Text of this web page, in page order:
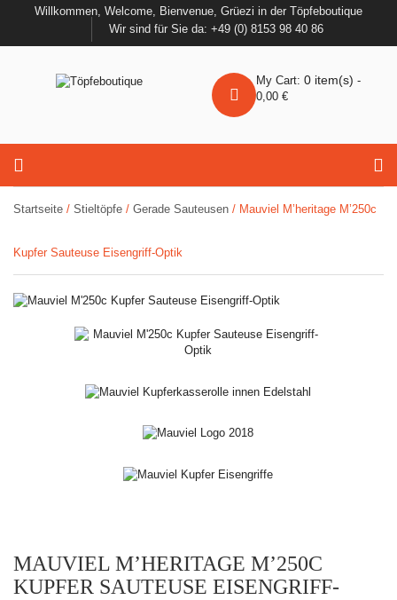
Willkommen, Welcome, Bienvenue, Grüezi in der Töpfeboutique
Wir sind für Sie da: +49 (0) 8153 98 40 86
My Cart: 0 item(s) -
0,00 €
Startseite / Stieltöpfe / Gerade Sauteusen / Mauviel M’heritage M’250c
Kupfer Sauteuse Eisengriff-Optik
MAUVIEL M’HERITAGE M’250C
KUPFER SAUTEUSE EISENGRIFF-